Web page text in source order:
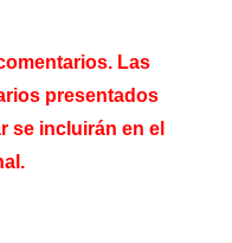
Las
presentados
se incluirán en el